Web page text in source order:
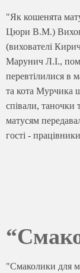
"Як кошенята
Цюри В.М.)
(вихователі
Марунич Л.І.,
перевтілилися в
та кота Мурчика
співали,
матусям
гості -
"Смаколики для